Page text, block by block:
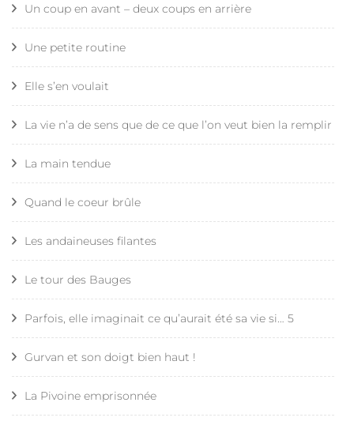
Un coup en avant – deux coups en arrière
Une petite routine
Elle s’en voulait
La vie n’a de sens que de ce que l’on veut bien la remplir
La main tendue
Quand le coeur brûle
Les andaineuses filantes
Le tour des Bauges
Parfois, elle imaginait ce qu’aurait été sa vie si… 5
Gurvan et son doigt bien haut !
La Pivoine emprisonnée